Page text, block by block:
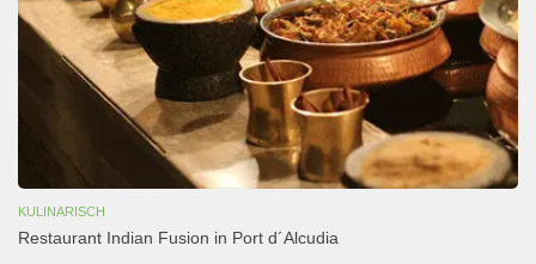
KULINARISCH
Restaurant Indian Fusion in Port d´Alcudia